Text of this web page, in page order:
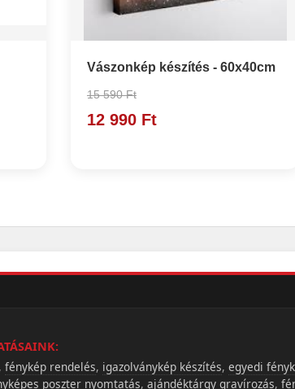
Vászonkép készítés - 60x40cm
15 590 Ft
12 990 Ft
, fénykép rendelés, igazolványkép készítés, egyedi
poszter nyomtatás, ajándéktárgy gravírozás,